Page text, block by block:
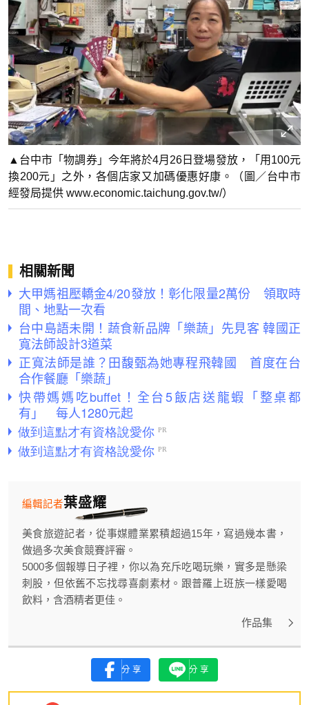
▲台中市「物調券」今年將於4月26日登場發放，「用100元
換200元」之外，各個店家又加碼優惠好康。（圖／台中市
經發局提供 www.economic.taichung.gov.tw/）
相關新聞
大甲媽祖壓轎金4/20發放！彰化限量2萬份 領取時
間、地點一次看
台中島語未開！蔬食新品牌「樂蔬」先見客 韓國正
寬法師設計3道菜
正寬法師是誰？田馥甄為她專程飛韓國 首度在台
合作餐廳「樂蔬」
快帶媽媽吃buffet！全台5飯店送龍蝦「整桌都
有」 每人1280元起
葉盛耀
編輯記者
美食旅遊記者，從事媒體業累積超過15年，寫過幾本書，
做過多次美食競賽評審。
5000多個報導日子裡，你以為充斥吃喝玩樂，實多是懸梁
刺股，但依舊不忘找尋喜劇素材。跟普羅上班族一樣愛喝
飲料，含酒精者更佳。
作品集
分享 分享